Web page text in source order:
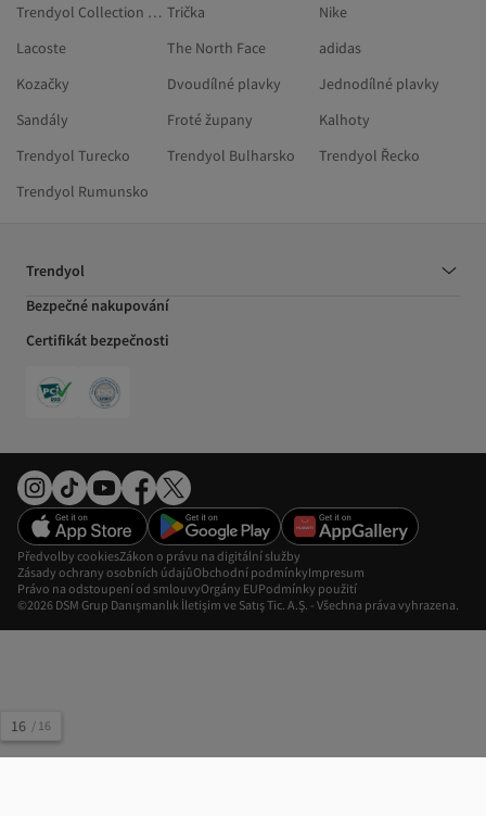
16 / 16
Trendyol Collection Růžová Propínací Svetry Trička
Nike
Lacoste
The North Face
adidas
Kozačky
Dvoudílné plavky
Jednodílné plavky
Sandály
Froté župany
Kalhoty
Trendyol Turecko
Trendyol Bulharsko
Trendyol Řecko
Trendyol Rumunsko
Trendyol
Bezpečné nakupování
Certifikát bezpečnosti
©2026 DSM Grup Danışmanlık İletişim ve Satış Tic. A.Ş. - Všechna práva vyhrazena.
Předvolby cookiesZákon o právu na digitální služby
Zásady ochrany osobních údajůObchodní podmínkyImpresum
Právo na odstoupení od smlouvyOrgány EUPodmínky použití